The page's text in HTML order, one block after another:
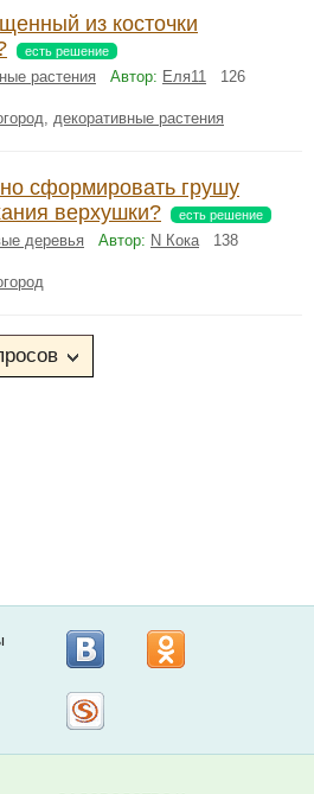
из косточки
есть решение
растения Автор: Еля11 126
, декоративные растения
сформировать грушу
верхушки?
есть решение
деревья Автор: N Кока138